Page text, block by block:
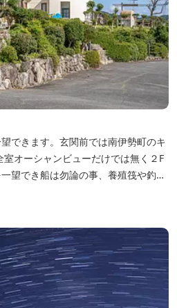
できます。玄関前では南伊勢町のキ
オーシャンビューだけでは無く２F
望でき船は勿論の事、養殖筏や釣り
館一押しのお部屋【大島】からは太
夜には漁師さん達の船の光がみえ対
見えます。